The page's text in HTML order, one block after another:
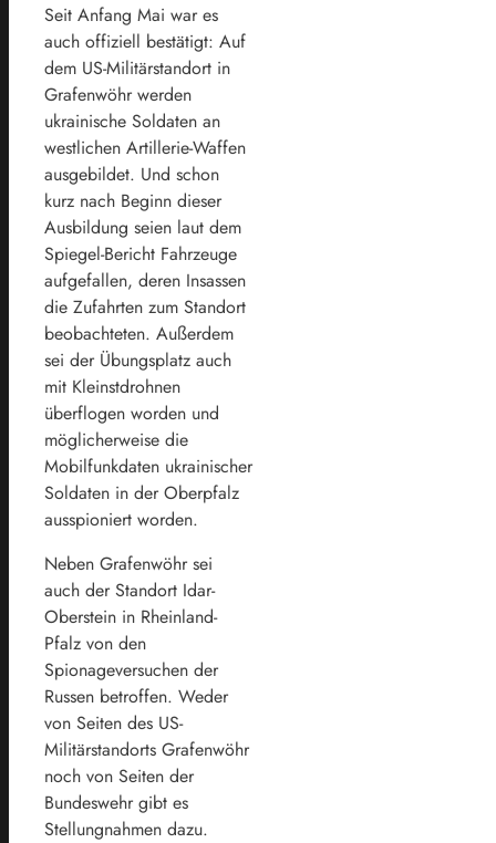
Seit Anfang Mai war es
auch offiziell bestätigt: Auf
dem US-Militärstandort in
Grafenwöhr werden
ukrainische Soldaten an
westlichen Artillerie-Waffen
ausgebildet. Und schon
kurz nach Beginn dieser
Ausbildung seien laut dem
Spiegel-Bericht Fahrzeuge
aufgefallen, deren Insassen
die Zufahrten zum Standort
beobachteten. Außerdem
sei der Übungsplatz auch
mit Kleinstdrohnen
überflogen worden und
möglicherweise die
Mobilfunkdaten ukrainischer
Soldaten in der Oberpfalz
ausspioniert worden.
Neben Grafenwöhr sei
auch der Standort Idar-
Oberstein in Rheinland-
Pfalz von den
Spionageversuchen der
Russen betroffen. Weder
von Seiten des US-
Militärstandorts Grafenwöhr
noch von Seiten der
Bundeswehr gibt es
Stellungnahmen dazu.